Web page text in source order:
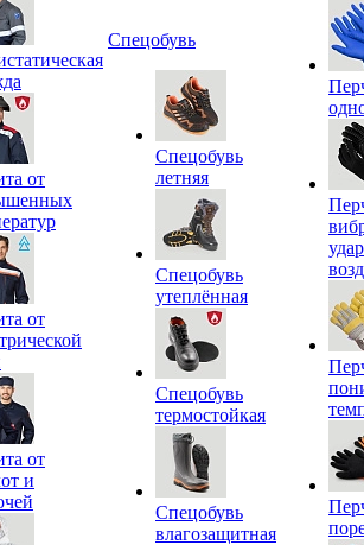
от
от
от
и
Спецобувь
Спецобувь
летняя
Спецобувь
утеплённая
Спецобувь
термостойкая
Спецобувь
влагозащитная